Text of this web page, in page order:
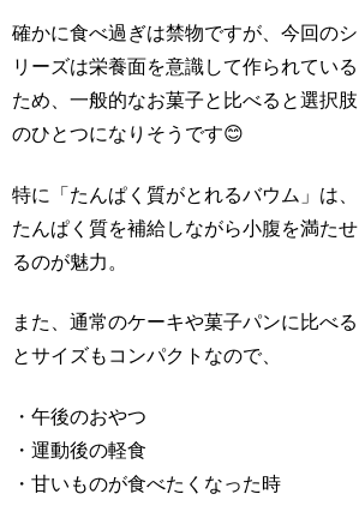
確かに食べ過ぎは禁物ですが、今回のシ
リーズは栄養面を意識して作られている
ため、一般的なお菓子と比べると選択肢
のひとつになりそうです😊
特に「たんぱく質がとれるバウム」は、
たんぱく質を補給しながら小腹を満たせ
るのが魅力。
また、通常のケーキや菓子パンに比べる
とサイズもコンパクトなので、
・午後のおやつ
・運動後の軽食
・甘いものが食べたくなった時